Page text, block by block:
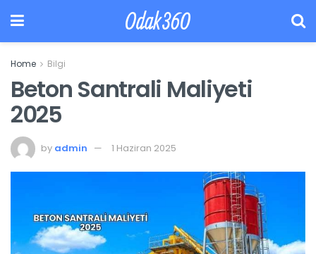
Odak360
Home Bilgi
Beton Santrali Maliyeti
2025
by admin 1 Haziran 2025